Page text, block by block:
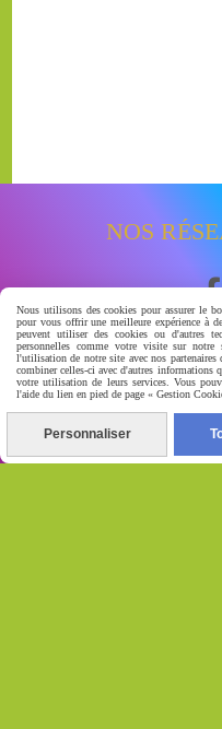
NOS

Nous utilisons des cookies pour assurer le
pour vous offrir une meilleure expérience à
peuvent utiliser des cookies ou d'autres
personnelles comme votre visite sur notre
l'utilisation de notre site avec nos
combiner celles-ci avec d'autres informations
votre utilisation de leurs services. Vous
l'aide du lien en pied de page « Gestion
Personnaliser